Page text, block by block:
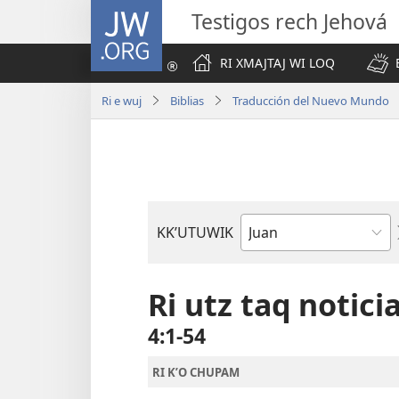
JW.ORG Testigos rech Jehová
RI XMAJTAJ WI LOQ
Ri e wuj Biblias Traducción del Nuevo Mundo
KKʼUTUWIK
Wuj
Biblia
Ri utz taq
4:1-54
RI KʼO CHUPAM